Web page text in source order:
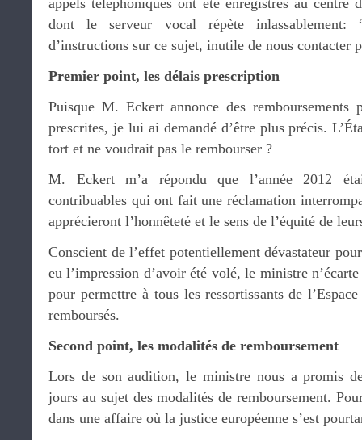
appels téléphoniques ont été enregistrés au centre
dont le serveur vocal répète inlassablement:
d’instructions sur ce sujet, inutile de nous contacter
Premier point, les délais prescription
Puisque M. Eckert annonce des remboursements
prescrites, je lui ai demandé d’être plus précis.
tort et ne voudrait pas le rembourser ?
M. Eckert m’a répondu que l’année 2012
contribuables qui ont fait une réclamation
apprécieront l’honnêteté et le sens de l’équité de
Conscient de l’effet potentiellement dévastateur
eu l’impression d’avoir été volé, le ministre
pour permettre à tous les ressortissants de
remboursés.
Second point, les modalités de remboursement
Lors de son audition, le ministre nous a promis
jours au sujet des modalités de remboursement.
dans une affaire où la justice européenne s’est